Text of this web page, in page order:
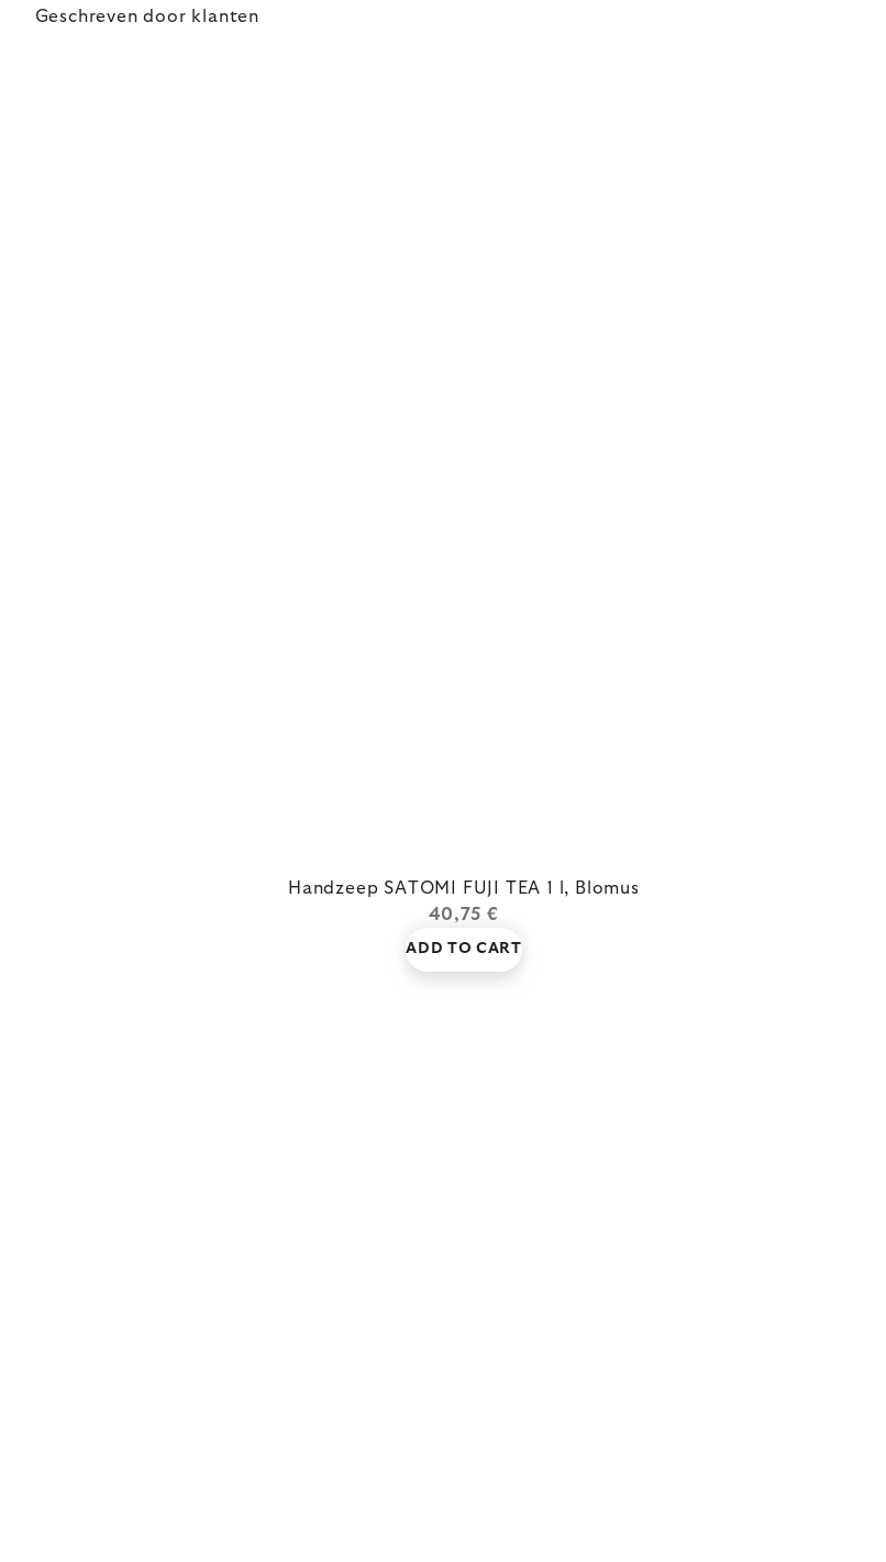
Geschreven door klanten
Handzeep SATOMI FUJI TEA 1 l, Blomus
40,75 €
ADD TO CART